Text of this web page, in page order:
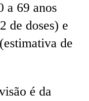
a 69 anos
de doses) e
de
é da